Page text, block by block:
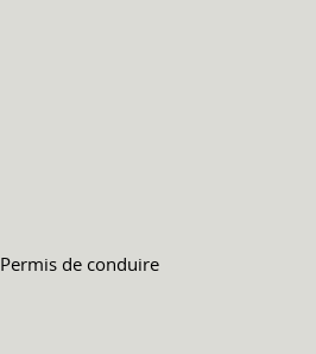
Permis de conduire